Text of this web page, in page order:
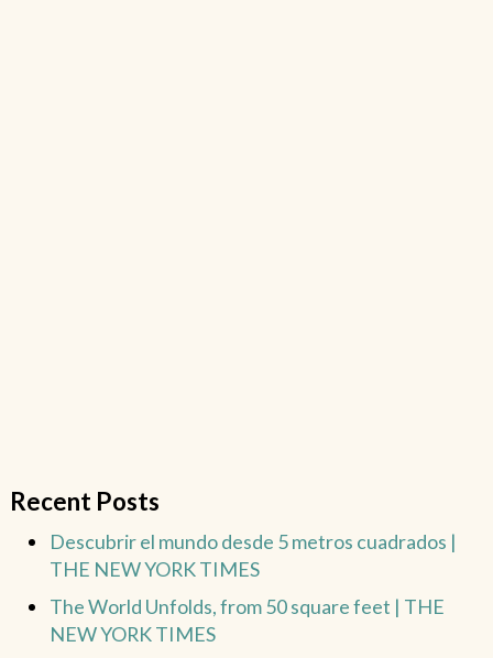
Recent Posts
Descubrir el mundo desde 5 metros cuadrados |
THE NEW YORK TIMES
The World Unfolds, from 50 square feet | THE
NEW YORK TIMES